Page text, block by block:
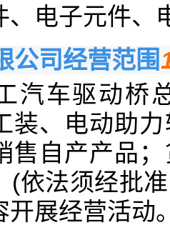
、电子元件、
公司经营范围
汽车驱动桥
装、电动助
售自产产品
(依法须经批
开展经营活动